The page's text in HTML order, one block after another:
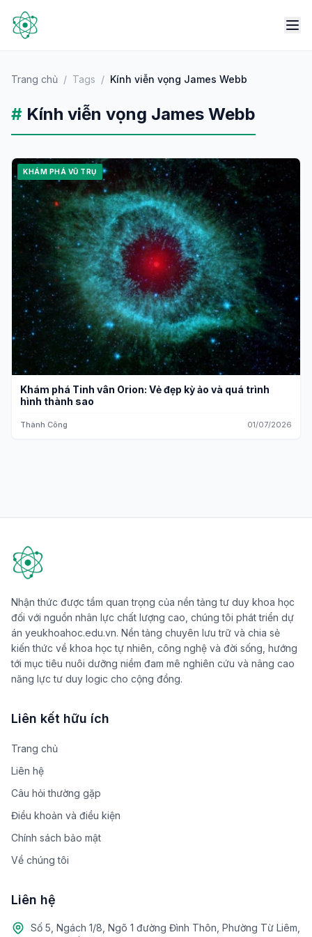
Trang chủ / Tags / Kính viễn vọng James Webb
# Kính viễn vọng James Webb
KHÁM PHÁ VŨ TRỤ
Khám phá Tinh vân Orion: Vẻ đẹp kỳ ảo và quá trình
hình thành sao
Thành Công 01/07/2026
Nhận thức được tầm quan trọng của nền tảng tư duy khoa học
đối với nguồn nhân lực chất lượng cao, chúng tôi phát triển dự
án yeukhoahoc.edu.vn. Nền tảng chuyên lưu trữ và chia sẻ
kiến thức về khoa học tự nhiên, công nghệ và đời sống, hướng
tới mục tiêu nuôi dưỡng niềm đam mê nghiên cứu và nâng cao
năng lực tư duy logic cho cộng đồng.
Liên kết hữu ích
Trang chủ
Liên hệ
Câu hỏi thường gặp
Điều khoản và điều kiện
Chính sách bảo mật
Về chúng tôi
Liên hệ
Số 5, Ngách 1/8, Ngõ 1 đường Đình Thôn, Phường Từ Liêm,